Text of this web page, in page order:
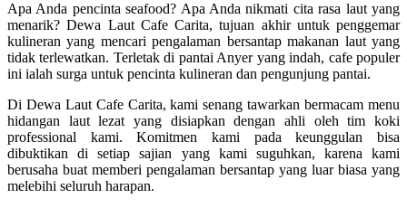
Apa Anda pencinta seafood? Apa Anda nikmati cita rasa laut yang
menarik? Dewa Laut Cafe Carita, tujuan akhir untuk penggemar
kulineran yang mencari pengalaman bersantap makanan laut yang
tidak terlewatkan. Terletak di pantai Anyer yang indah, cafe populer
ini ialah surga untuk pencinta kulineran dan pengunjung pantai.
Di Dewa Laut Cafe Carita, kami senang tawarkan bermacam menu
hidangan laut lezat yang disiapkan dengan ahli oleh tim koki
professional kami. Komitmen kami pada keunggulan bisa
dibuktikan di setiap sajian yang kami suguhkan, karena kami
berusaha buat memberi pengalaman bersantap yang luar biasa yang
melebihi seluruh harapan.